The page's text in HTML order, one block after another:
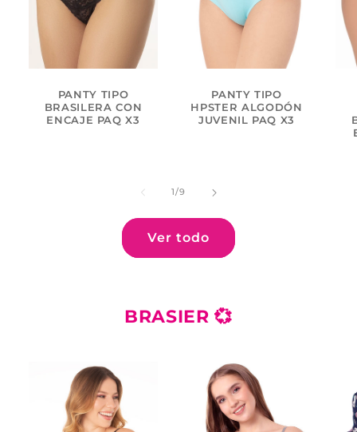
PANTY TIPO
BRASILERA CON
ENCAJE PAQ X3
PANTY TIPO
HPSTER ALGODÓN
JUVENIL PAQ X3
1/de
9
Ver todo
BRASIER 💞